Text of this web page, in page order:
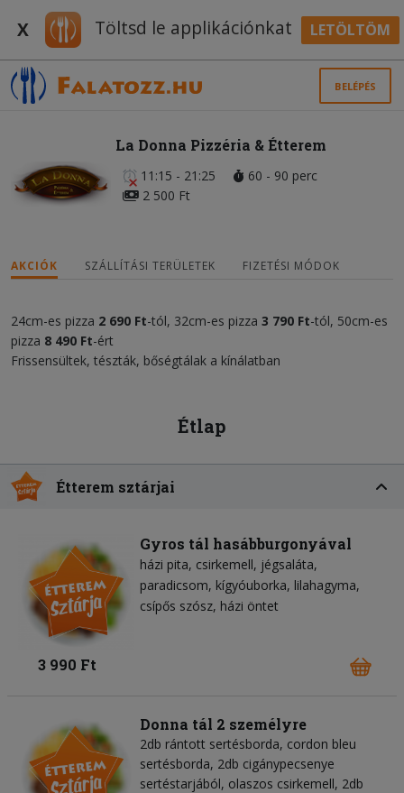
X Töltsd le applikációnkat LETÖLTÖM
BELÉPÉS
La Donna Pizzéria & Étterem
11:15 - 21:25
60 - 90 perc
2 500 Ft
AKCIÓK SZÁLLÍTÁSI TERÜLETEK FIZETÉSI MÓDOK
24cm-es pizza 2 690 Ft-tól, 32cm-es pizza 3 790 Ft-tól, 50cm-es
pizza 8 490 Ft-ért
Frissensültek, tészták, bőségtálak a kínálatban
Étlap
Étterem sztárjai
Gyros tál hasábburgonyával
házi pita csirkemell jégsaláta
paradicsom kígyóuborka lilahagyma
csípős szósz házi öntet
3 990 Ft
Donna tál 2 személyre
2db rántott sertésborda, cordon bleu
sertésborda, 2db cigánypecsenye
sertéstarjából, olaszos csirkemell, 2db